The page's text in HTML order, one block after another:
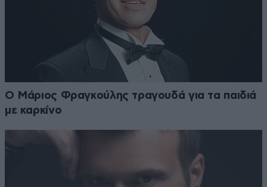
Ο Μάριος Φραγκούλης τραγουδά για τα παιδιά
με καρκίνο